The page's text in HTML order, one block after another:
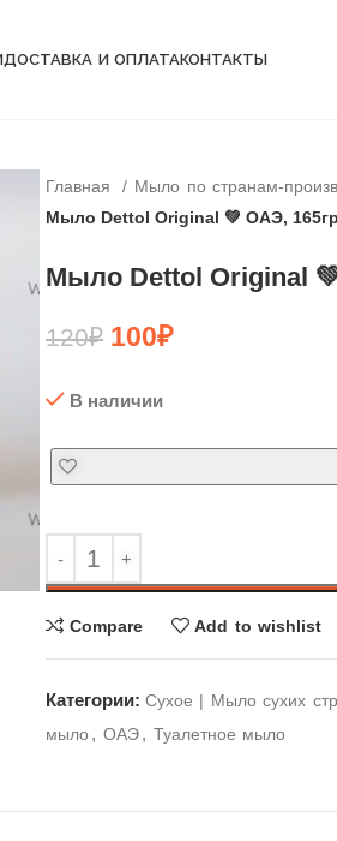
ДОСТАВКА И ОПЛАТАКОНТАКТЫ
Главная Мыло по странам-
Мыло Dettol Original 💚 ОАЭ, 165гр
Мыло Dettol Original
120₽ 100₽
В наличии
Compare Add to wishlist
Категории: Cухое | Мыло сухих
мыло , ОАЭ, Туалетное мыло